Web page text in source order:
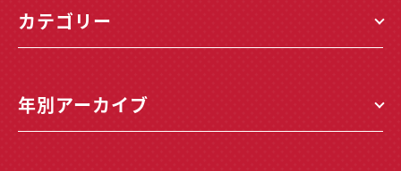
カテゴリー
年別アーカイブ